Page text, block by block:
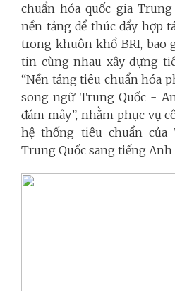
chuẩn hóa quốc gia
nền tảng để thúc đẩy hợp
trong khuôn khổ BRI, bao
tin cùng nhau xây dựng
“Nền tảng tiêu chuẩn hóa
song ngữ Trung Quốc -
đám mây”, nhằm phục vụ
hệ thống tiêu chuẩn của
Trung Quốc sang tiếng Anh